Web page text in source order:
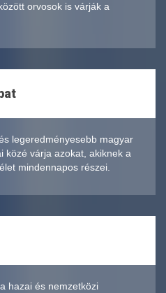
orvosok is várják a
legeredményesebb magyar
közé várja azokat, akiknek a
mindennapos részei.
hazai és nemzetközi